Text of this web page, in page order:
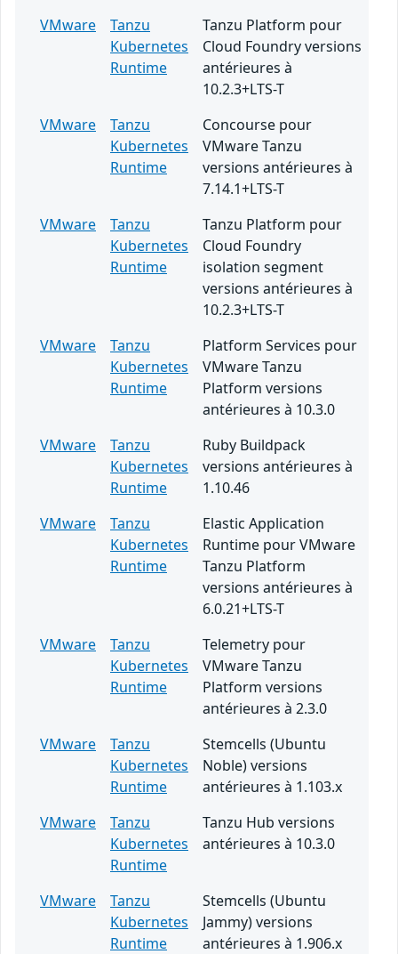
VMware
Tanzu
Kubernetes
Runtime
Tanzu Platform pour
Cloud Foundry versions
antérieures à
10.2.3+LTS-T
VMware
Tanzu
Kubernetes
Runtime
Concourse pour
VMware Tanzu
versions antérieures à
7.14.1+LTS-T
VMware
Tanzu
Kubernetes
Runtime
Tanzu Platform pour
Cloud Foundry
isolation segment
versions antérieures à
10.2.3+LTS-T
VMware
Tanzu
Kubernetes
Runtime
Platform Services pour
VMware Tanzu
Platform versions
antérieures à 10.3.0
VMware
Tanzu
Kubernetes
Runtime
Ruby Buildpack
versions antérieures à
1.10.46
VMware
Tanzu
Kubernetes
Runtime
Elastic Application
Runtime pour VMware
Tanzu Platform
versions antérieures à
6.0.21+LTS-T
VMware
Tanzu
Kubernetes
Runtime
Telemetry pour
VMware Tanzu
Platform versions
antérieures à 2.3.0
VMware
Tanzu
Kubernetes
Runtime
Stemcells (Ubuntu
Noble) versions
antérieures à 1.103.x
VMware
Tanzu
Kubernetes
Runtime
Tanzu Hub versions
antérieures à 10.3.0
VMware
Tanzu
Kubernetes
Runtime
Stemcells (Ubuntu
Jammy) versions
antérieures à 1.906.x